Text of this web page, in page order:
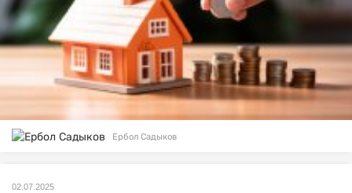
Ербол Садыков
02.07.2025